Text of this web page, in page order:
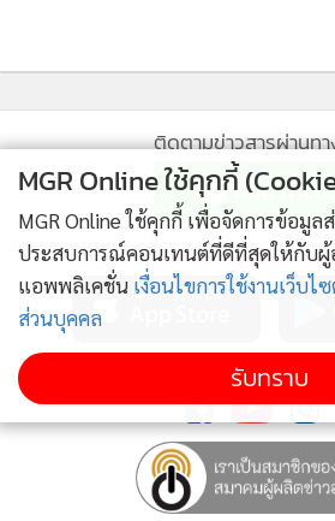
โดยไฮไลต์ของนิทรรศการครั้งนี้คือการเ
รุ่นลิมิเต็ดอีดิชัน ฟิฟตี้ ฟาธอมส์ โอเชี่ยน
Fathoms Ocean Commitment III) ที่
ที่ประเทศไทย และผลิตเพียงแค่ 250 เรือ
เรือนยังคงความเป็นเอกลักษณ์ของฟิฟ
นาฬิกาเป็นสีน้ำเงินซึ่งได้แรงบันดาลใจ
ขนาดตัวเรือน 40 มิลลิเมตร พร้อมด้วย
ติดตามข่าวสารผ่านทา
MGR Online
ติดตาม MGR
MGR Online ใช้คุกกี้
MGR Online ใช้คุกกี้ เพื่อจัดการข้อมู
ประสบการณ์คอนเทนต์ที่ดีที่สุดให้กับผู้
แอพพลิเคชั่น เงื่อนไขการใช้งานเว็บไ
ส่วนบุคคล
รับทราบ